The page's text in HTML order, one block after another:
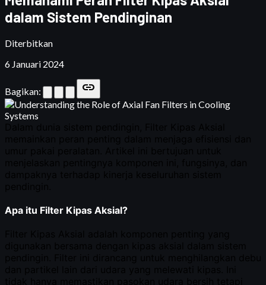
dalam Sistem Pendinginan
Diterbitkan
6 Januari 2024
Bagikan: link